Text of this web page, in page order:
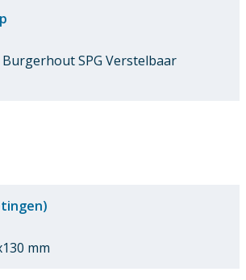
Burgerhout SPG Verstelbaar
mm